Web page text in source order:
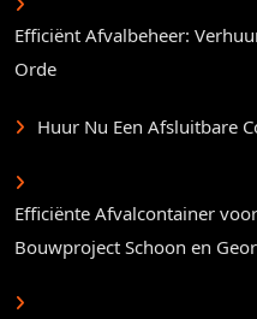
Efficiënt Afvalbeheer:
Orde
Huur Nu Een Afsluitbare
Efficiënte Afvalcontainer
Bouwproject Schoon en